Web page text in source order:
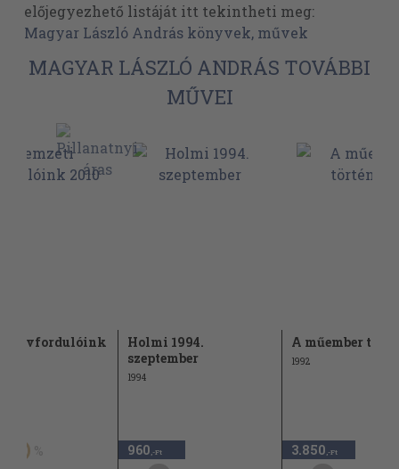
előjegyezhető listáját itt tekintheti meg:
Magyar László András könyvek, művek
MAGYAR LÁSZLÓ ANDRÁS TOVÁBBI
MŰVEI
évfordulóink
50
Holmi 1994.
szeptember
1994
960 ,-Ft
A műember
1992
3.850 ,-Ft